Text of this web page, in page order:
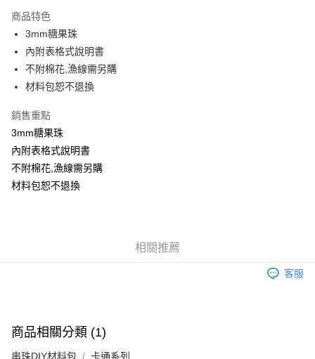
街口支付
悠遊付
運送方式
全家取貨付款
每筆NT$60，滿NT$1,500(含以上)免運費
付款後全家取貨
付款後門市自取
商品特色
3mm糖果珠
內附表格式說明書
不附棉花,漁線需另購
材料包恕不退換
銷售重點
3mm糖果珠
內附表格式說明書
不附棉花,漁線需另購
材料包恕不退換
相關推薦
客服
商品相關分類 (1)
串珠DIY材料包 卡通系列